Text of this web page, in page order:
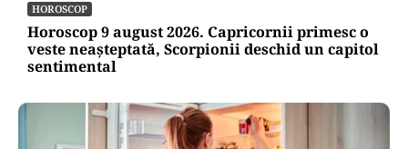
HOROSCOP
Horoscop 9 august 2026. Capricornii primesc o
veste neașteptată, Scorpionii deschid un capitol
sentimental